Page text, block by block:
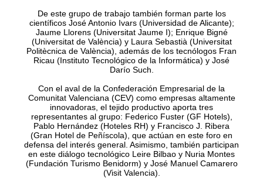
De este grupo de trabajo también forman parte los
científicos José Antonio Ivars (Universidad de Alicante);
Jaume Llorens (Universitat Jaume I); Enrique Bigné
(Universitat de València) y Laura Sebastià (Universitat
Politècnica de València), además de los tecnólogos Fran
Ricau (Instituto Tecnológico de la Informática) y José
Darío Such.
Con el aval de la Confederación Empresarial de la
Comunitat Valenciana (CEV) como empresas altamente
innovadoras, el tejido productivo aporta tres
representantes al grupo: Federico Fuster (GF Hotels),
Pablo Hernández (Hoteles RH) y Francisco J. Ribera
(Gran Hotel de Peñíscola), que actúan en este foro en
defensa del interés general. Asimismo, también participan
en este diálogo tecnológico Leire Bilbao y Nuria Montes
(Fundación Turismo Benidorm) y José Manuel Camarero
(Visit Valencia).